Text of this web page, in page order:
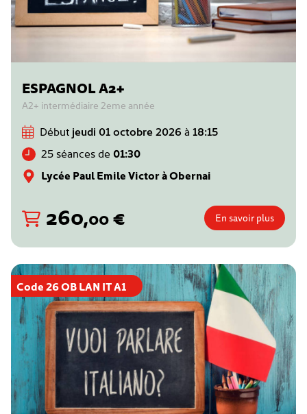
ESPAGNOL A2+
A2+ intermédiaire 2eme année
Début jeudi 01 octobre 2026 à 18:15
25 séances de 01:30
Lycée Paul Emile Victor à Obernai
260,00€ En savoir plus
Code 26 OB LAN IT A1